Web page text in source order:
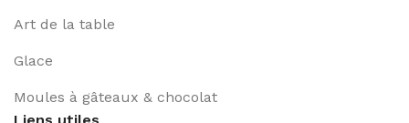
Art de la table
Glace
Moules à gâteaux & chocolat